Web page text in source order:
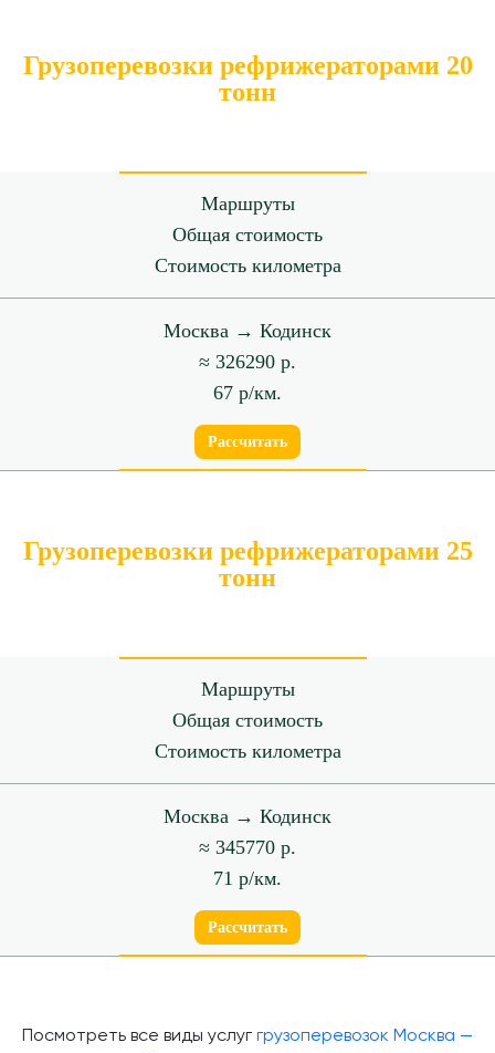
Грузоперевозки рефрижераторами 20
тонн
Маршруты
Общая стоимость
Стоимость километра
Москва → Кодинск
≈ 326290 р.
67 р/км.
Рассчитать
Грузоперевозки рефрижераторами 25
тонн
Маршруты
Общая стоимость
Стоимость километра
Москва → Кодинск
≈ 345770 р.
71 р/км.
Рассчитать
Посмотреть все виды услуг грузоперевозок Москва —